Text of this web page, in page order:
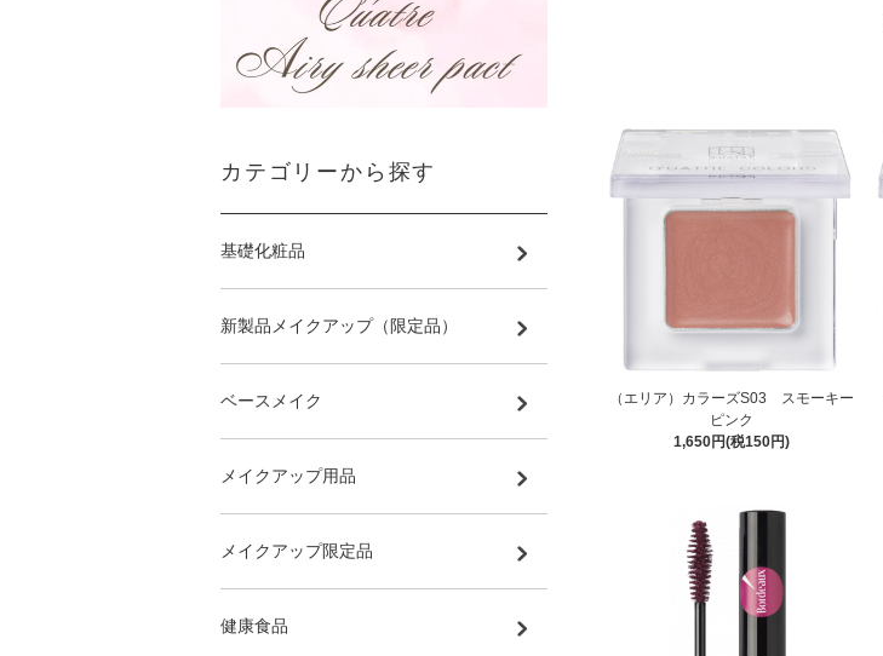
（エリア）カラーズS03 スモーキー
ピンク
1,650円(税150円)
カテゴリーから探す
基礎化粧品
新製品メイクアップ（限定品）
ベースメイク
メイクアップ用品
メイクアップ限定品
健康食品